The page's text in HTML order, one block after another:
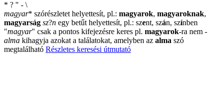
* ? " - \
magyar* szórészletet helyettesít, pl.: magyarok, magyaroknak,
magyarság sz?n egy betűt helyettesít, pl.: szent, szán, színben
"magyar" csak a pontos kifejezésre keres pl. magyarok-ra nem -
alma kihagyja azokat a találatokat, amelyben az alma szó
megtalálható Részletes keresési útmutató